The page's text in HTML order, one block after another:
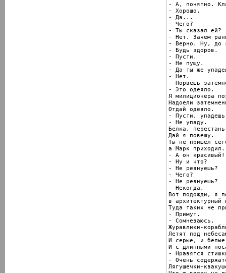
- А, понятно.
- Хорошо.
- Да...
- Чего?
- Ты сказал ей?
- Нет. Зачем
- Верно. Ну, до
- Будь здоров.
- Пусти.
- Не пущу.
- Да ты же
- Нет.
- Порвешь
- Это одеяло.
Я милиционера
Надоели
Отдай одеяло.
- Пусти,
- Не упаду.
Белка,
Дай я повешу.
Ты не пришел
а Марк приходил.
- А он красивый!
- Ну и что?
- Не ревнуешь?
- Чего?
- Не ревнуешь?
- Некогда.
Вот подожди, я
в
Туда таких не
- Примут.
- Сомневаюсь.
Журавлики-
Летят под
И серые, и
И с длинными
- Нравятся
- Очень
Лягушечки-